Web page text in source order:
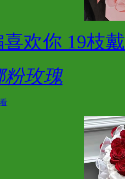
欢你 19枝
粉玫瑰